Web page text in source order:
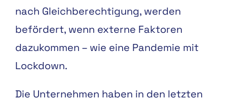
nach Gleichberechtigung, werden
befördert, wenn externe Faktoren
dazukommen – wie eine Pandemie mit
Lockdown.
Die Unternehmen haben in den letzten